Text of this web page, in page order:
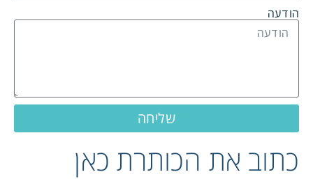
הודעה
שליחה
כתוב את הכותרת כאן